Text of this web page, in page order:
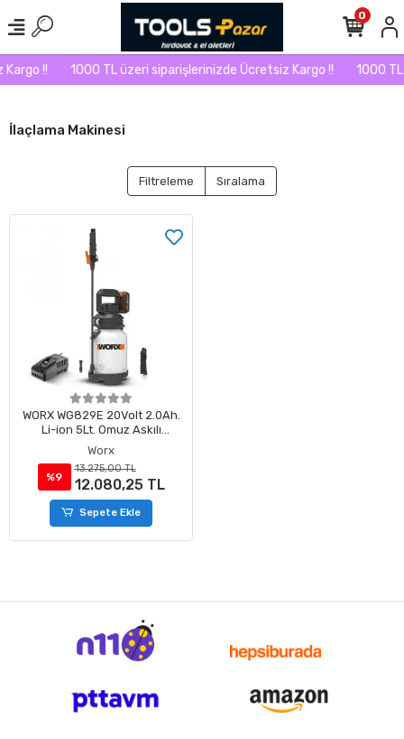
!! 1000 TL üzeri siparişlerinizde Ücretsiz Kargo !! 1000
0
İlaçlama Makinesi
Filtreleme Sıralama
WORX WG829E 20Volt 2.0Ah.
Li-ion 5Lt. Omuz Askılı
Basınçlı İlaçlama ve
Dezenfektan Pompası
Worx
%9
13.275,00 TL
12.080,25 TL
Sepete Ekle